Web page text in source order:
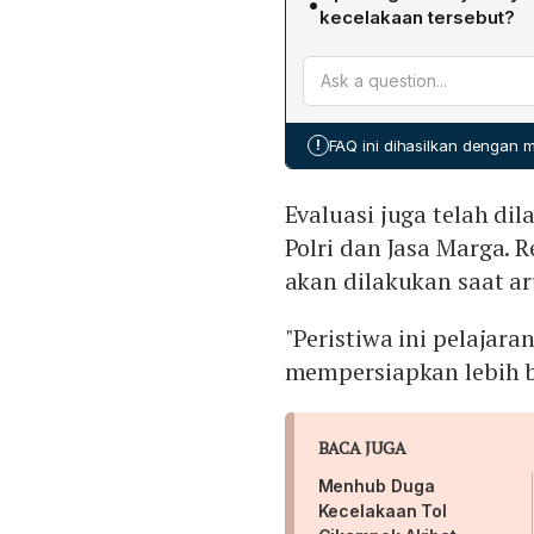
hendak menepi ke bahu,
Terios menabrak
kendaraan terlibat,
kecelakaan tersebut?
Kementerian
Komite Nasional
investigasi. Menteri
juga mempertimbangkan
! FAQ ini dihasilkan dengan
Evaluasi juga telah
Polri dan Jasa Marga.
akan dilakukan saat
"Peristiwa ini
mempersiapkan lebih
BACA JUGA
Menhub Duga
Kecelakaan Tol